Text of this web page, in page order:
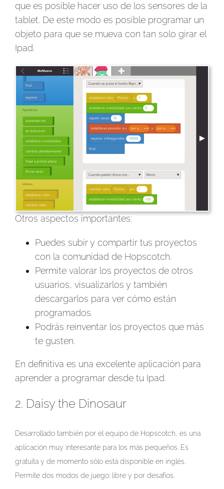
que es posible hacer uso de los sensores de la
tablet. De este modo es posible programar un
objeto para que se mueva con tan solo girar el
Ipad.
Otros aspectos importantes:
Puedes subir y compartir tus proyectos
con la comunidad de Hopscotch.
Permite valorar los proyectos de otros
usuarios, visualizarlos y también
descargarlos para ver cómo están
programados.
Podrás reinventar los proyectos que más
te gusten.
En definitiva es una excelente aplicación para
aprender a programar desde tu Ipad.
2. Daisy the Dinosaur
Desarrollado también por el equipo de Hopscotch, es una
aplicación muy interesante para los más pequeños. Es
gratuita y de momento sólo está disponible en inglés.
Permite dos modos de juego: libre y por desafíos.